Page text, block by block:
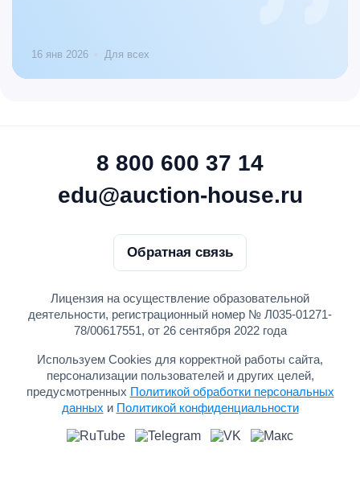
16 янв 2026 Для всех
8 800 600 37 14
edu@auction-house.ru
Обратная связь
Лицензия на осуществление образовательной
деятельности, регистрационный номер № Л035-01271-
78/00617551, от 26 сентября 2022 года
Используем Cookies для корректной работы сайта,
персонализации пользователей и других целей,
предусмотренных Политикой обработки персональных
данных и Политикой конфиденциальности